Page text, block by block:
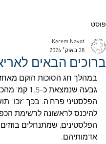
פוסט
ברוכים הבאים
Kerem Navot
28 באוק׳ 2024
במהלך חג הסוכות הוקם
גבעה שנמצאת כ-1.5
הפלסטיני פרח'ה. בכך "זכו"
להיכנס לראשונה לרשימת
הפלסטינים, שמתנחלים
אדמותיהם.